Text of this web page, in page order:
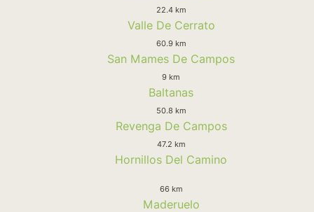
22.4 km
Valle De Cerrato
60.9 km
San Mames De Campos
9 km
Baltanas
50.8 km
Revenga De Campos
47.2 km
Hornillos Del Camino
66 km
Maderuelo